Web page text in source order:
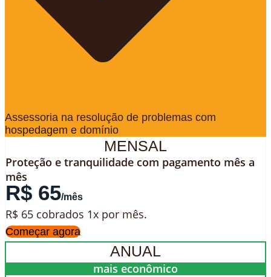
Assessoria na resolução de problemas com
hospedagem e domínio
MENSAL
Proteção e tranquilidade com pagamento mês a
mês
R$ 65/mês
R$ 65 cobrados 1x por mês.
Começar agora
ANUAL
mais econômico